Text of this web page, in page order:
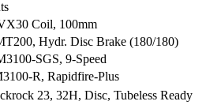
Coil, 100mm
Hydr. Disc Brake (180/180)
SGS, 9-Speed
R, Rapidfire-Plus
23, 32H, Disc, Tubeless Ready